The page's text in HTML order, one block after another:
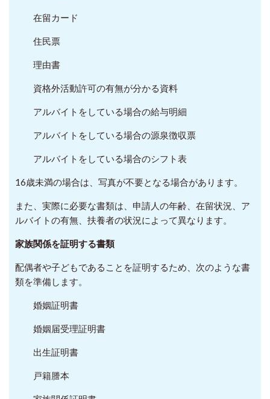
在留カード
住民票
理由書
資格外活動許可の有無が分かる資料
アルバイトをしている場合の給与明細
アルバイトをしている場合の源泉徴収票
アルバイトをしている場合のシフト表
16歳未満の場合は、写真が不要となる場合があります。
また、実際に必要な書類は、申請人の年齢、在留状況、ア
ルバイトの有無、扶養者の状況によって異なります。
家族関係を証明する書類
配偶者や子どもであることを証明するため、次のような書
類を準備します。
婚姻証明書
婚姻届受理証明書
出生証明書
戸籍謄本